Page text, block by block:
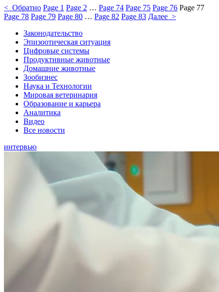
< Обратно Page 1 Page 2 … Page 74 Page 75 Page 76 Page 77
Page 78 Page 79 Page 80 … Page 82 Page 83 Далее >
Законодательство
Эпизоотическая ситуация
Цифровые системы
Продуктивные животные
Домашние животные
Зообизнес
Наука и Технологии
Мировая ветеринария
Образование и карьера
Аналитика
Видео
Все новости
интервью